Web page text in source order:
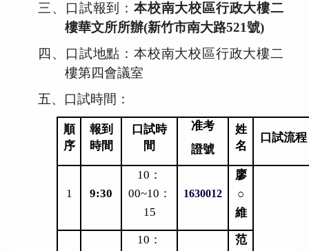
活動紀實
募款
歷年學術活動
歷年畢業生論文
三、口試報到： 本校南大校區行政大樓二
樓華文所所辦(新竹市南大路521號)
四、口試地點：本校南大校區行政大樓二
樓第四會議室
五、口試時間：
順
序
報到
時間
口試時
間
准考
證號
姓
名
口試流程
1 9:30
10 ：
00~10：
15
1630012
廖
○
維
10 ：
范